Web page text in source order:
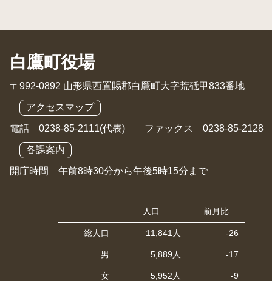
白鷹町役場
〒992-0892 山形県西置賜郡白鷹町大字荒砥甲833番地
アクセスマップ
電話 0238-85-2111(代表) ファックス 0238-85-2128
各課案内
開庁時間 午前8時30分から午後5時15分まで
人口 前月比
総人口 11,841人 -26
男 5,889人 -17
女 5,952人 -9